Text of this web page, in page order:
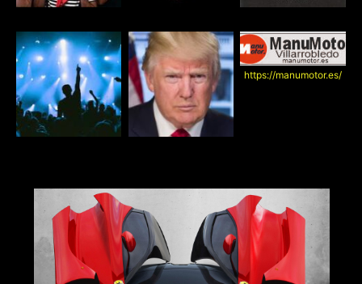
https://manumotor.es/